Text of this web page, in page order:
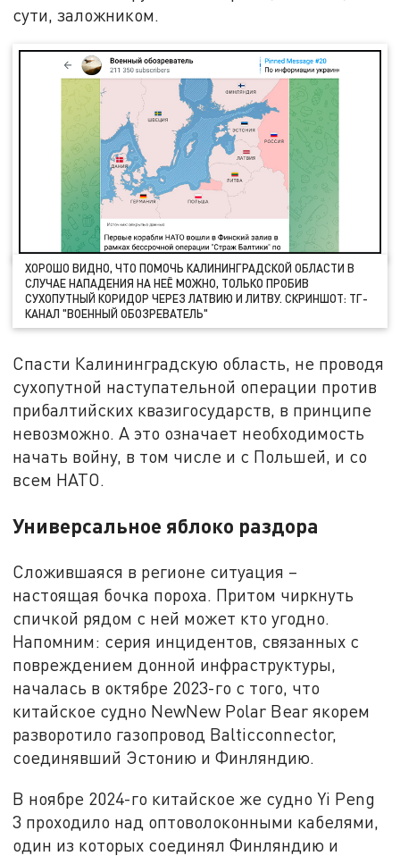
сути, заложником.
ХОРОШО ВИДНО, ЧТО ПОМОЧЬ КАЛИНИНГРАДСКОЙ ОБЛАСТИ В
СЛУЧАЕ НАПАДЕНИЯ НА НЕЁ МОЖНО, ТОЛЬКО ПРОБИВ
СУХОПУТНЫЙ КОРИДОР ЧЕРЕЗ ЛАТВИЮ И ЛИТВУ. СКРИНШОТ: ТГ-
КАНАЛ "ВОЕННЫЙ ОБОЗРЕВАТЕЛЬ"
Спасти Калининградскую область, не проводя
сухопутной наступательной операции против
прибалтийских квазигосударств, в принципе
невозможно. А это означает необходимость
начать войну, в том числе и с Польшей, и со
всем НАТО.
Универсальное яблоко раздора
Сложившаяся в регионе ситуация –
настоящая бочка пороха. Притом чиркнуть
спичкой рядом с ней может кто угодно.
Напомним: серия инцидентов, связанных с
повреждением донной инфраструктуры,
началась в октябре 2023-го с того, что
китайское судно NewNew Polar Bear якорем
разворотило газопровод Balticconnector,
соединявший Эстонию и Финляндию.
В ноябре 2024-го китайское же судно Yi Peng
3 проходило над оптоволоконными кабелями,
один из которых соединял Финляндию и